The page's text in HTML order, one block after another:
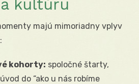
kultúru
majú mimoriadny vplyv
kohorty: spoločné štarty,
do “ako u nás robíme